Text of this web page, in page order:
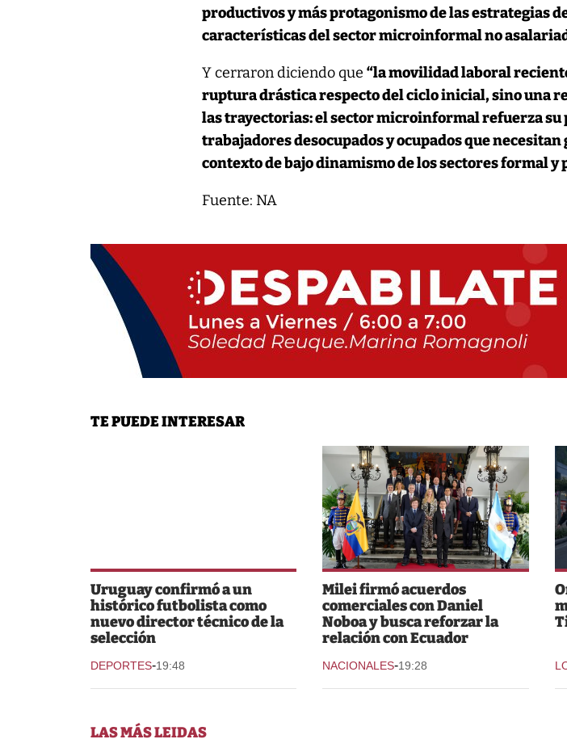
productivos y más protagonismo de las estrategias
características del sector microinformal no
Y cerraron diciendo que“la movilidad laboral
ruptura drástica respecto del ciclo inicial, sino una
las trayectorias: el sector microinformal refuerza su
trabajadores desocupados y ocupados que
contexto de bajo dinamismo de los sectores formal y
Fuente: NA
TE PUEDE INTERESAR
Uruguay confirmó a un
histórico futbolista como
nuevo director técnico de la
selección
DEPORTES-19:48
Milei firmó acuerdos
comerciales con Daniel
Noboa y busca reforzar la
relación con Ecuador
NACIONALES-19:28
LAS MÁS LEIDAS